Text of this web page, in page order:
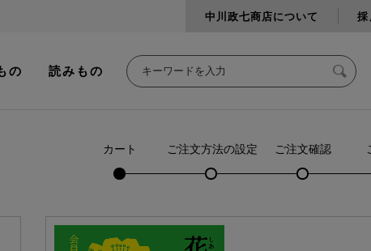
中川政七商店について 採
の 読みもの
カート ご注文方法の設定 ご注文確認